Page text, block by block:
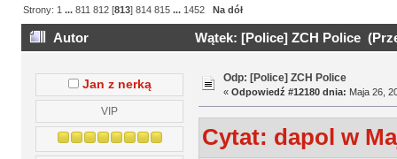
Strony: 1 ...811 812 [813]814 815 ... 1452 Na dół
Autor Wątek: [Police] ZCH Police
Jan z nerką
VIP
Odp: [Police] ZCH Police
« Odpowiedź #12180 dnia: Maja 26,
Cytat: dapol w